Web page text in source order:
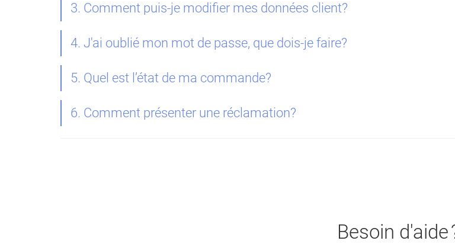
3. Comment puis-je modifier mes données client?
4. J'ai oublié mon mot de passe, que dois-je faire?
5. Quel est l’état de ma commande?
6. Comment présenter une réclamation?
Besoin d'aide